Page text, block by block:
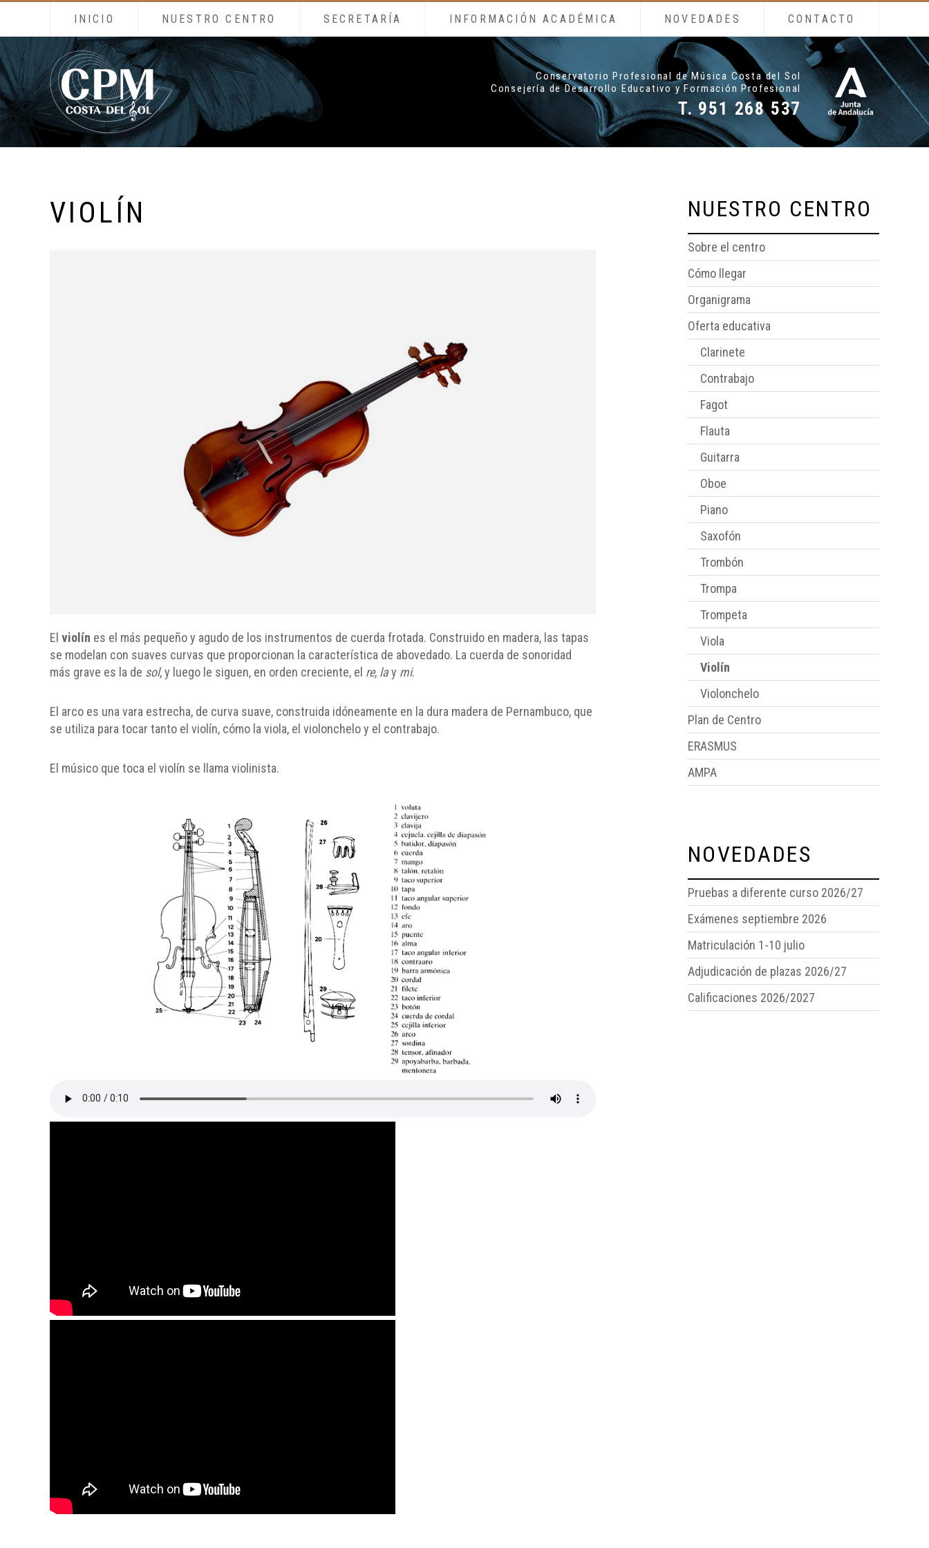
INICIO NUESTRO CENTRO SECRETARÍA INFORMACIÓN ACADÉMICA NOVEDADES CONTACTO
Conservatorio Profesional de Música Costa del Sol
Consejería de Desarrollo Educativo y Formación Profesional
T. 951 268 537
VIOLÍN
El violín es el más pequeño y agudo de los instrumentos de cuerda frotada. Construido en madera, las tapas
se modelan con suaves curvas que proporcionan la característica de abovedado. La cuerda de sonoridad
más grave es la de sol, y luego le siguen, en orden creciente, el re, lay mi.
El arco es una vara estrecha, de curva suave, construida idóneamente en la dura madera de Pernambuco, que
se utiliza para tocar tanto el violín, cómo la viola, el violonchelo y el contrabajo.
El músico que toca el violín se llama violinista.
NUESTRO CENTRO
Sobre el centro
Cómo llegar
Organigrama
Oferta educativa
Clarinete
Contrabajo
Fagot
Flauta
Guitarra
Oboe
Piano
Saxofón
Trombón
Trompa
Trompeta
Viola
Violín
Violonchelo
Plan de Centro
ERASMUS
AMPA
NOVEDADES
Pruebas a diferente curso 2026/27
Exámenes septiembre 2026
Matriculación 1-10 julio
Adjudicación de plazas 2026/27
Calificaciones 2026/2027